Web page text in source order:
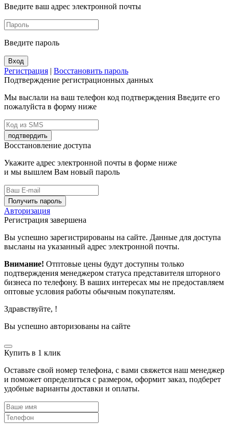
Введите ваш адрес электронной почты
Введите пароль
Вход
Регистрация | Восстановить пароль
Подтверждение регистрационных данных
Мы выслали на ваш телефон код подтверждения Введите его
пожалуйста в форму ниже
подтвердить
Восстановление доступа
Укажите адрес электронной почты в форме ниже
и мы вышлем Вам новый пароль
Получить пароль
Авторизация
Регистрация завершена
Вы успешно зарегистрированы на сайте. Данные для доступа
высланы на указанный адрес электронной почты.
Внимание! Отптовые цены будут доступны только
подтверждения менеджером статуса представителя шторного
бизнеса по телефону. В ваших интересах мы не предоставляем
оптовые условия работы обычным покупателям.
Здравствуйте, !
Вы успешно авторизованы на сайте
Купить в 1 клик
Оставьте свой номер телефона, с вами свяжется наш менеджер
и поможет определиться с размером, оформит заказ, подберет
удобные варианты доставки и оплаты.